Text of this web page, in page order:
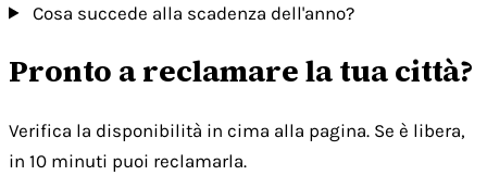
Cosa succede alla scadenza dell'anno?
Pronto a reclamare la tua città?
Verifica la disponibilità in cima alla pagina. Se è libera,
in 10 minuti puoi reclamarla.